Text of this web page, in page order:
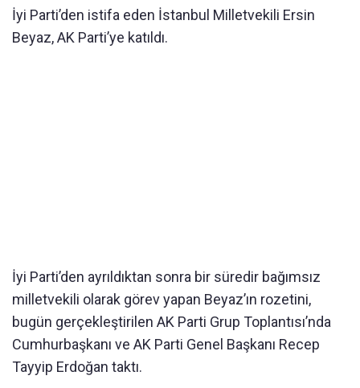
İyi Parti’den istifa eden İstanbul Milletvekili Ersin
Beyaz, AK Parti’ye katıldı.
İyi Parti’den ayrıldıktan sonra bir süredir bağımsız
milletvekili olarak görev yapan Beyaz’ın rozetini,
bugün gerçekleştirilen AK Parti Grup Toplantısı’nda
Cumhurbaşkanı ve AK Parti Genel Başkanı Recep
Tayyip Erdoğan taktı.